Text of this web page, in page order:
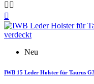
 

Neu
IWB 15 Leder Holster für Taurus